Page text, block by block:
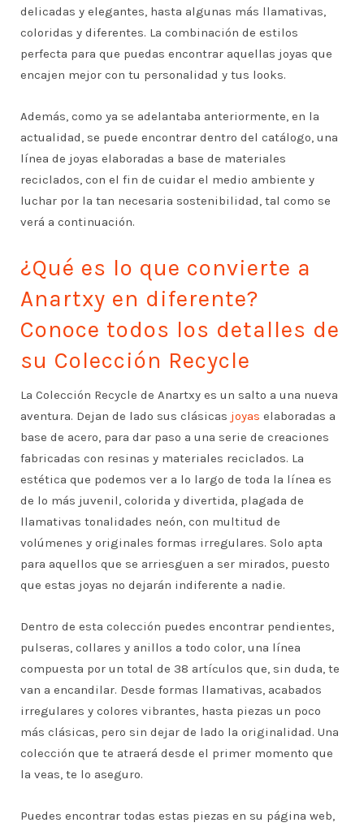
delicadas y elegantes, hasta algunas más llamativas,
coloridas y diferentes. La combinación de estilos
perfecta para que puedas encontrar aquellas joyas que
encajen mejor con tu personalidad y tus looks.
Además, como ya se adelantaba anteriormente, en la
actualidad, se puede encontrar dentro del catálogo, una
línea de joyas elaboradas a base de materiales
reciclados, con el fin de cuidar el medio ambiente y
luchar por la tan necesaria sostenibilidad, tal como se
verá a continuación.
¿Qué es lo que convierte a
Anartxy en diferente?
Conoce todos los detalles de
su Colección Recycle
La Colección Recycle de Anartxy es un salto a una nueva
aventura. Dejan de lado sus clásicas joyas elaboradas a
base de acero, para dar paso a una serie de creaciones
fabricadas con resinas y materiales reciclados. La
estética que podemos ver a lo largo de toda la línea es
de lo más juvenil, colorida y divertida, plagada de
llamativas tonalidades neón, con multitud de
volúmenes y originales formas irregulares. Solo apta
para aquellos que se arriesguen a ser mirados, puesto
que estas joyas no dejarán indiferente a nadie.
Dentro de esta colección puedes encontrar pendientes,
pulseras, collares y anillos a todo color, una línea
compuesta por un total de 38 artículos que, sin duda, te
van a encandilar. Desde formas llamativas, acabados
irregulares y colores vibrantes, hasta piezas un poco
más clásicas, pero sin dejar de lado la originalidad. Una
colección que te atraerá desde el primer momento que
la veas, te lo aseguro.
Puedes encontrar todas estas piezas en su página web,